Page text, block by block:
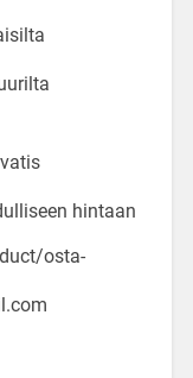
hintaan
osta-